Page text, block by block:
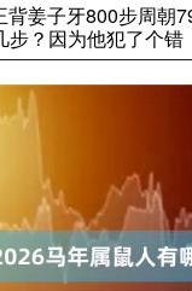
背姜子牙800步周朝
步？因为他犯了个错